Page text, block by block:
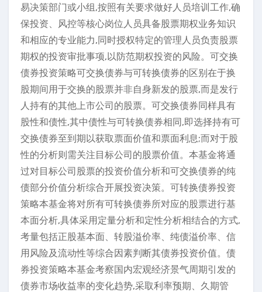
易决策部门或小组,按照有关要求做好人员培训工作,确
保投资、风控等核心岗位人员具备股票期权业务知识
和相应的专业能力,同时授权特定的管理人员负责股票
期权的投资审批事项,以防范期权投资的风险。可交换
债券投资策略可交换债券与可转换债券的区别在于换
股期间用于交换的股票并非自身新发的股票,而是发行
人持有的其他上市公司的股票。可交换债券同样具有
股性和债性,其中债性与可转换债券相同,即选择持有可
交换债券至到期以获取票面价值和票面利息;而对于股
性的分析则需关注目标公司的股票价值。本基金将通
过对目标公司股票的投资价值分析和可交换债券的纯
债部分价值分析综合开展投资决策。可转换债券投资
策略本基金将对所有可转换债券所对应的股票进行基
本面分析,具体采用定量分析和定性分析相结合的方式,
考量包括正股基本面、转股溢价率、纯债溢价率、信
用风险及流动性等综合因素判断其债券投资价值。债
券投资策略本基金考察国内宏观经济景气周期引发的
债券市场收益率的变化趋势,采取利率预期、久期管